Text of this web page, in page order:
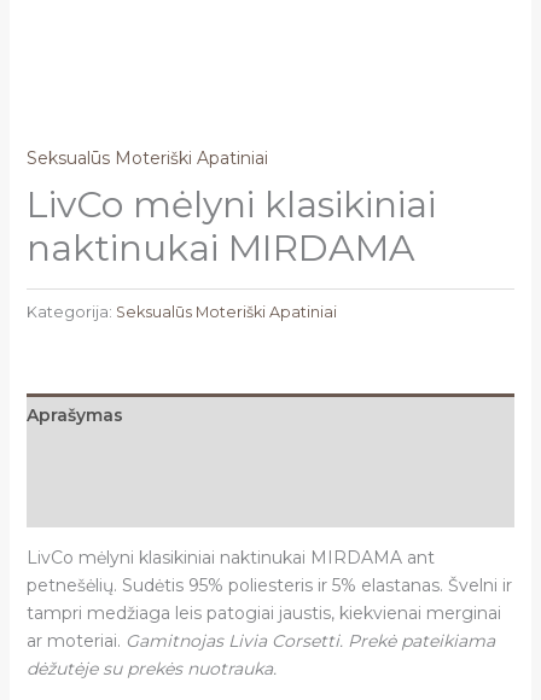
Seksualūs Moteriški Apatiniai
LivCo mėlyni klasikiniai
naktinukai MIRDAMA
Kategorija: Seksualūs Moteriški Apatiniai
Aprašymas
LivCo mėlyni klasikiniai naktinukai MIRDAMA ant
petnešėlių. Sudėtis 95% poliesteris ir 5% elastanas. Švelni ir
tampri medžiaga leis patogiai jaustis, kiekvienai merginai
ar moteriai. Gamitnojas Livia Corsetti. Prekė pateikiama
dėžutėje su prekės nuotrauka.